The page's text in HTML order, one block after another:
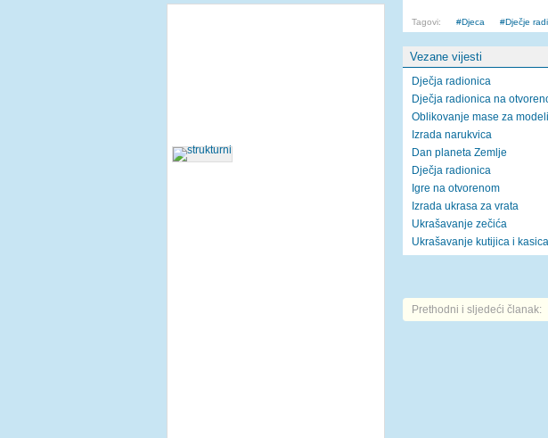
Tagovi: Djeca Dječje
Vezane vijesti
Dječja radionica
Dječja radionica na
Oblikovanje mase za
Izrada narukvica
Dan planeta Zemlje
Dječja radionica
Igre na otvorenom
Izrada ukrasa za vrata
Ukrašavanje zečića
Ukrašavanje kutijica i kasica
Prethodni i sljedeći članak: